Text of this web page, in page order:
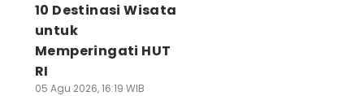
10 Destinasi Wisata
untuk
Memperingati HUT
RI
05 Agu 2026, 16:19 WIB